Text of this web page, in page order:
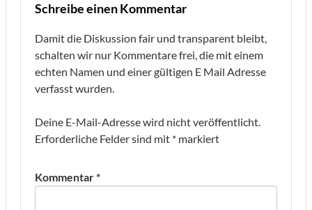
Schreibe einen Kommentar
Damit die Diskussion fair und transparent bleibt,
schalten wir nur Kommentare frei, die mit einem
echten Namen und einer gültigen E Mail Adresse
verfasst wurden.
Deine E-Mail-Adresse wird nicht veröffentlicht.
Erforderliche Felder sind mit * markiert
Kommentar*